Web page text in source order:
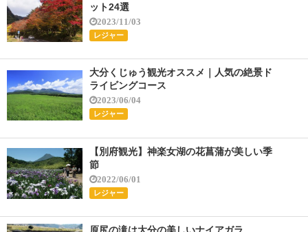
ット24選
2023/11/03
レジャー
大分くじゅう観光オススメ｜人気の絶景ド
ライビングコース
2023/06/04
レジャー
【別府観光】神楽女湖の花菖蒲が美しい季
節
2022/06/01
レジャー
原尻の滝は大分の美しいナイアガラ